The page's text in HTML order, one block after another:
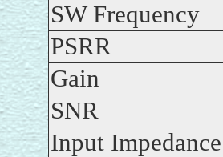
SW Frequency
PSRR
Gain
SNR
Input Impedance